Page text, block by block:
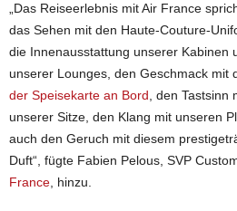
„Das Reiseerlebnis mit Air France
das Sehen mit den Haute-Couture-
die Innenausstattung unserer Kabinen
unserer Lounges, den Geschmack mit
der Speisekarte an Bord , den
unserer Sitze, den Klang mit unseren
auch den Geruch mit diesem
Duft“, fügte Fabien Pelous, SVP
France , hinzu.